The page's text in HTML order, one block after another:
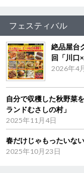
フェスティバル
絶品屋台
回「川口
2026年4
自分で収穫した秋野菜
ランドむさしの村」
2025年11月4日
春だけじゃもったいな
2025年10月23日